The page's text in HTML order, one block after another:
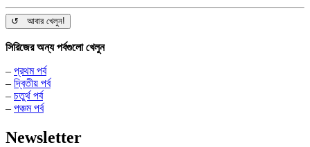
↺ আবার খেলুন!
সিরিজের অন্য পর্বগুলো খেলুন
– প্রথম পর্ব
– দ্বিতীয় পর্ব
– চতুর্থ পর্ব
– পঞ্চম পর্ব
Newsletter